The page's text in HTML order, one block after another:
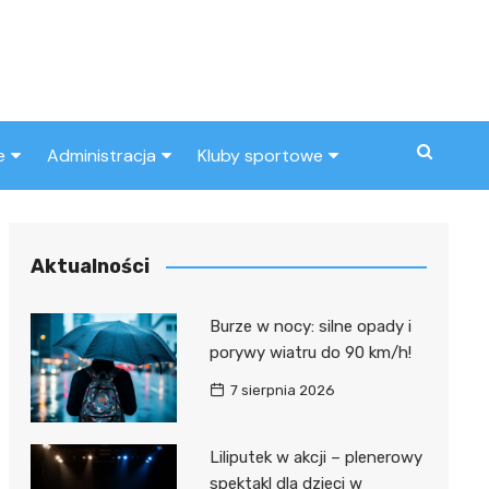
Administracja
Urząd miasta
Kluby sportowe
Aktualności
Burze w nocy: silne opady i
porywy wiatru do 90 km/h!
7 sierpnia 2026
Liliputek w akcji – plenerowy
spektakl dla dzieci w